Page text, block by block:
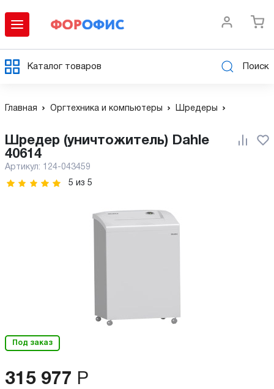
Каталог товаров Поиск
Главная Оргтехника и компьютеры Шредеры
Шредер (уничтожитель) Dahle
40614
Артикул: 124-043459
5 из 5
Под заказ
315 977 Р